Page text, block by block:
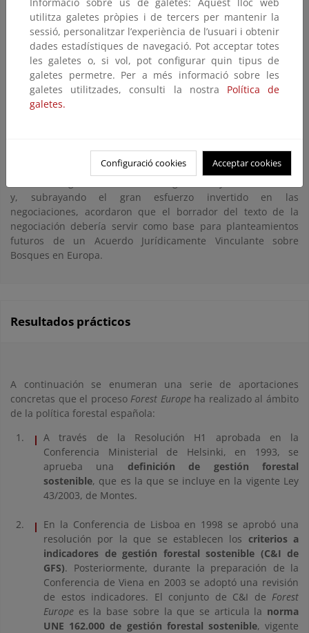
celebró la tarde del 21 de octubre. Esta reunión fue
específicamente prevista dentro del Mandato Ministerial de
Oslo para la negociación de un Acuerdo Jurídicamente
Vinculante sobre los Bosques en Europa. Concretamente
tenía como objetivo recibir y considerar los resultados del
Comité Intergubernamental de Negociación, que fue creado
con el mandato de desarrollar este Acuerdo.
Acuerdo, finalmente no se había podido alcanzar un texto
consensuado. Los ministros reconocieron el trabajo del
y, subrayando el gran esfuerzo invertido en las
negociaciones, acordaron que el borrador del texto de la
negociación debería servir como base para planteamientos
futuros de un Acuerdo Jurídicamente Vinculante sobre
Bosques en Europa.
Resultados prácticos
A continuación se enumeran una serie de aportaciones
concretas que el proceso Forest Europeha realizado al ámbito
de la política forestal española:
A través de la Resolución H1 aprobada en la
Conferencia Ministerial de Helsinki, en 1993, se
aprueba una definición de gestión forestal
sostenible, que es la que se incluye en la vigente Ley
43/2003, de Montes.
En la Conferencia de Lisboa en 1998 se aprobó una
resolución por la que se establecen los criterios a
indicadores de gestión forestal sostenible (C&I de
GFS). Posteriormente, durante la preparación de la
Conferencia de Viena en 2003 se adoptó una revisión
de estos indicadores. El conjunto de C&I de Forest
Europe es la base sobre la que se articula la norma
UNE 162.000 de gestión forestal sostenible, vigente
utilitza galetes pròpies i de tercers per mantenir la
sessió, personalitzar l’experiència de l’usuari i obtenir
dades estadístiques de navegació. Pot acceptar totes
les galetes o, si vol, pot configurar quin tipus de
galetes permetre. Per a més informació sobre les
galetes utilitzades, consulti la nostra Política de
galetes.
Configuració cookies Acceptar cookies